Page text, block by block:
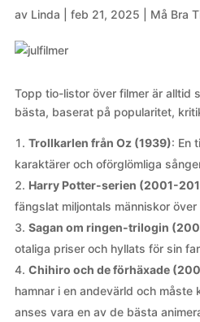
av Linda |feb 21, 2025 Må Bra
Topp tio-listor över filmer är alltid
bästa, baserat på popularitet,
Trollkarlen från Oz (1939): En
karaktärer och oförglömliga
Harry Potter-serien (2001-
fängslat miljontals människor
Sagan om ringen-trilogin
otaliga priser och hyllats för sin
Chihiro och de förhäxade
hamnar i en andevärld och
anses vara en av de bästa